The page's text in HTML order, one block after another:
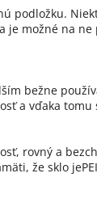
podložku.
je možné na
bežne
a vďaka
rovný a
že sklo